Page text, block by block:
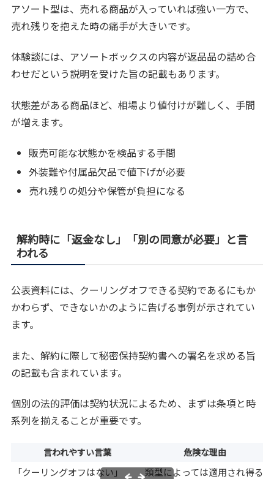
アソート型は、売れる商品が入っていれば強い一方で、
売れ残りを抱えた時の痛手が大きいです。
体験談には、アソートボックスの内容が返品品の詰め合
わせだという説明を受けた旨の記載もあります。
状態差がある商品ほど、相場より値付けが難しく、手間
が増えます。
販売可能な状態かを検品する手間
外装難や付属品欠品で値下げが必要
売れ残りの処分や保管が負担になる
解約時に「返金なし」「別の同意が必要」と言
われる
公表資料には、クーリングオフできる契約であるにもか
かわらず、できないかのように告げる事例が示されてい
ます。
また、解約に際して秘密保持契約書への署名を求める旨
の記載も含まれています。
個別の法的評価は契約状況によるため、まずは条項と時
系列を揃えることが重要です。
言われやすい言葉 危険な理由
「クーリングオフはない」
類型によっては適用され得る